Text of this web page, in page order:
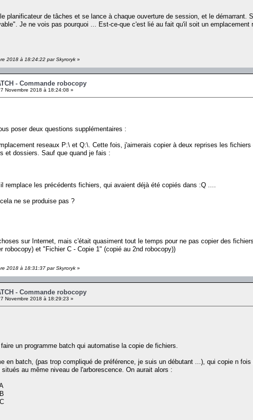
planificateur de tâches et se lance à chaque ouverture de session, et le
Je ne vois pas pourquoi ... Est-ce-que c'est lié au fait qu'il soit un emplacement
2018 à 18:24:22 par Skyroryk »
- Commande robocopy
Novembre 2018 à 18:24:08 »
poser deux questions supplémentaires :
reseaux P:\ et Q:\. Cette fois, j'aimerais copier à deux reprises les
et dossiers. Sauf que quand je fais :
remplace les précédents fichiers, qui avaient déjà été copiés dans :Q ....
ne se produise pas ?
sur Internet, mais c'était quasiment tout le temps pour ne pas copier des
robocopy) et "Fichier C - Copie 1" (copié au 2nd robocopy))
2018 à 18:31:37 par Skyroryk »
- Commande robocopy
Novembre 2018 à 18:29:23 »
un programme batch qui automatise la copie de fichiers.
en batch, (pas trop compliqué de préférence, je suis un débutant ...), qui copie n
au même niveau de l'arborescence. On aurait alors :